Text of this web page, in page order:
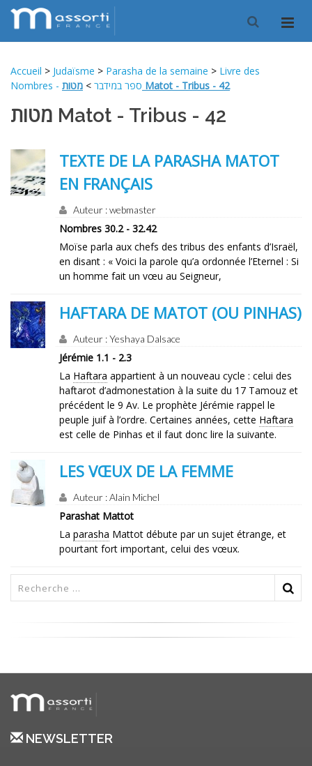
Accueil > Judaïsme > Parasha de la semaine > Livre des
Nombres - ספר במידבר > מטות Matot - Tribus - 42
מטות Matot - Tribus - 42
TEXTE DE LA PARASHA MATOT
EN FRANÇAIS
Auteur : webmaster
Nombres 30.2 - 32.42
Moïse parla aux chefs des tribus des enfants d’Israël,
en disant : « Voici la parole qu’a ordonnée l’Eternel : Si
un homme fait un vœu au Seigneur,
HAFTARA DE MATOT (OU PINHAS)
Auteur : Yeshaya Dalsace
Jérémie 1.1 - 2.3
La Haftara appartient à un nouveau cycle : celui des
haftarot d’admonestation à la suite du 17 Tamouz et
précédent le 9 Av. Le prophète Jérémie rappel le
peuple juif à l’ordre. Certaines années, cette Haftara
est celle de Pinhas et il faut donc lire la suivante.
LES VŒUX DE LA FEMME
Auteur : Alain Michel
Parashat Mattot
La parasha Mattot débute par un sujet étrange, et
pourtant fort important, celui des vœux.
NEWSLETTER